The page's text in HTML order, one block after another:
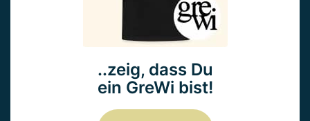
..zeig, dass Du
ein GreWi bist!